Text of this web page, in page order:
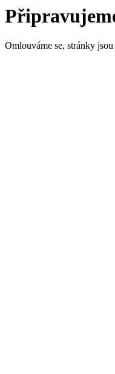
Omlouváme se, stránky jsou